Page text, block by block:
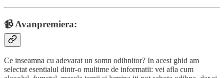
📹 Avanpremiera:
Ce inseamna cu adevarat un somn odihnitor? In acest ghid am
selectat esentialul dintr-o multime de informatii: vei afla cum